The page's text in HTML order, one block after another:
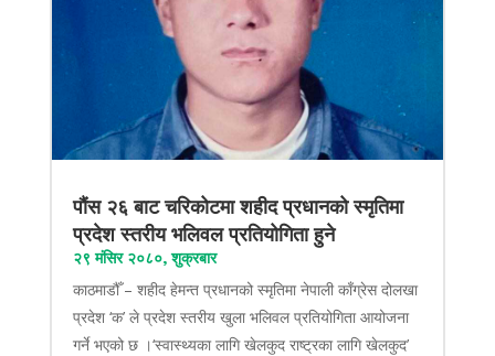
पौंस २६ बाट चरिकोटमा शहीद प्रधानको स्मृतिमा
प्रदेश स्तरीय भलिवल प्रतियोगिता हुने
२९ मंसिर २०८०, शुक्रबार
काठमाडौँ – शहीद हेमन्त प्रधानको स्मृतिमा नेपाली काँग्रेस दोलखा
प्रदेश ‘क’ ले प्रदेश स्तरीय खुला भलिवल प्रतियोगिता आयोजना
गर्ने भएको छ ।‘स्वास्थ्यका लागि खेलकुद राष्ट्रका लागि खेलकुद’